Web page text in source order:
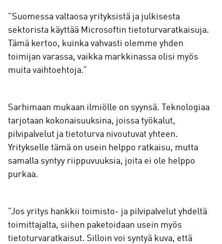
”Suomessa valtaosa yrityksistä ja julkisesta
sektorista käyttää Microsoftin tietoturvaratkaisuja.
Tämä kertoo, kuinka vahvasti olemme yhden
toimijan varassa, vaikka markkinassa olisi myös
muita vaihtoehtoja.”
Sarhimaan mukaan ilmiölle on syynsä. Teknologiaa
tarjotaan kokonaisuuksina, joissa työkalut,
pilvipalvelut ja tietoturva nivoutuvat yhteen.
Yritykselle tämä on usein helppo ratkaisu, mutta
samalla syntyy riippuvuuksia, joita ei ole helppo
purkaa.
”Jos yritys hankkii toimisto- ja pilvipalvelut yhdeltä
toimittajalta, siihen paketoidaan usein myös
tietoturvaratkaisut. Silloin voi syntyä kuva, että